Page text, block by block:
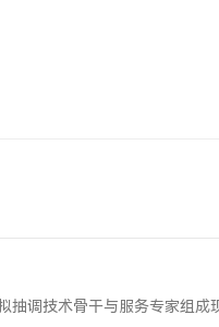
调技术骨干与服务专家组